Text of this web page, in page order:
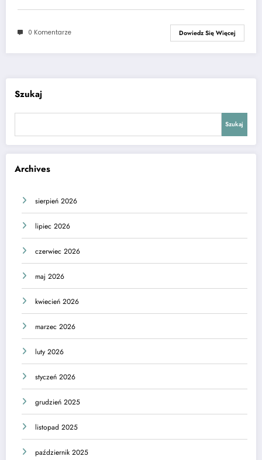
0 Komentarze Dowiedz Się Więcej
Szukaj
Szukaj
Archives
sierpień 2026
lipiec 2026
czerwiec 2026
maj 2026
kwiecień 2026
marzec 2026
luty 2026
styczeń 2026
grudzień 2025
listopad 2025
październik 2025